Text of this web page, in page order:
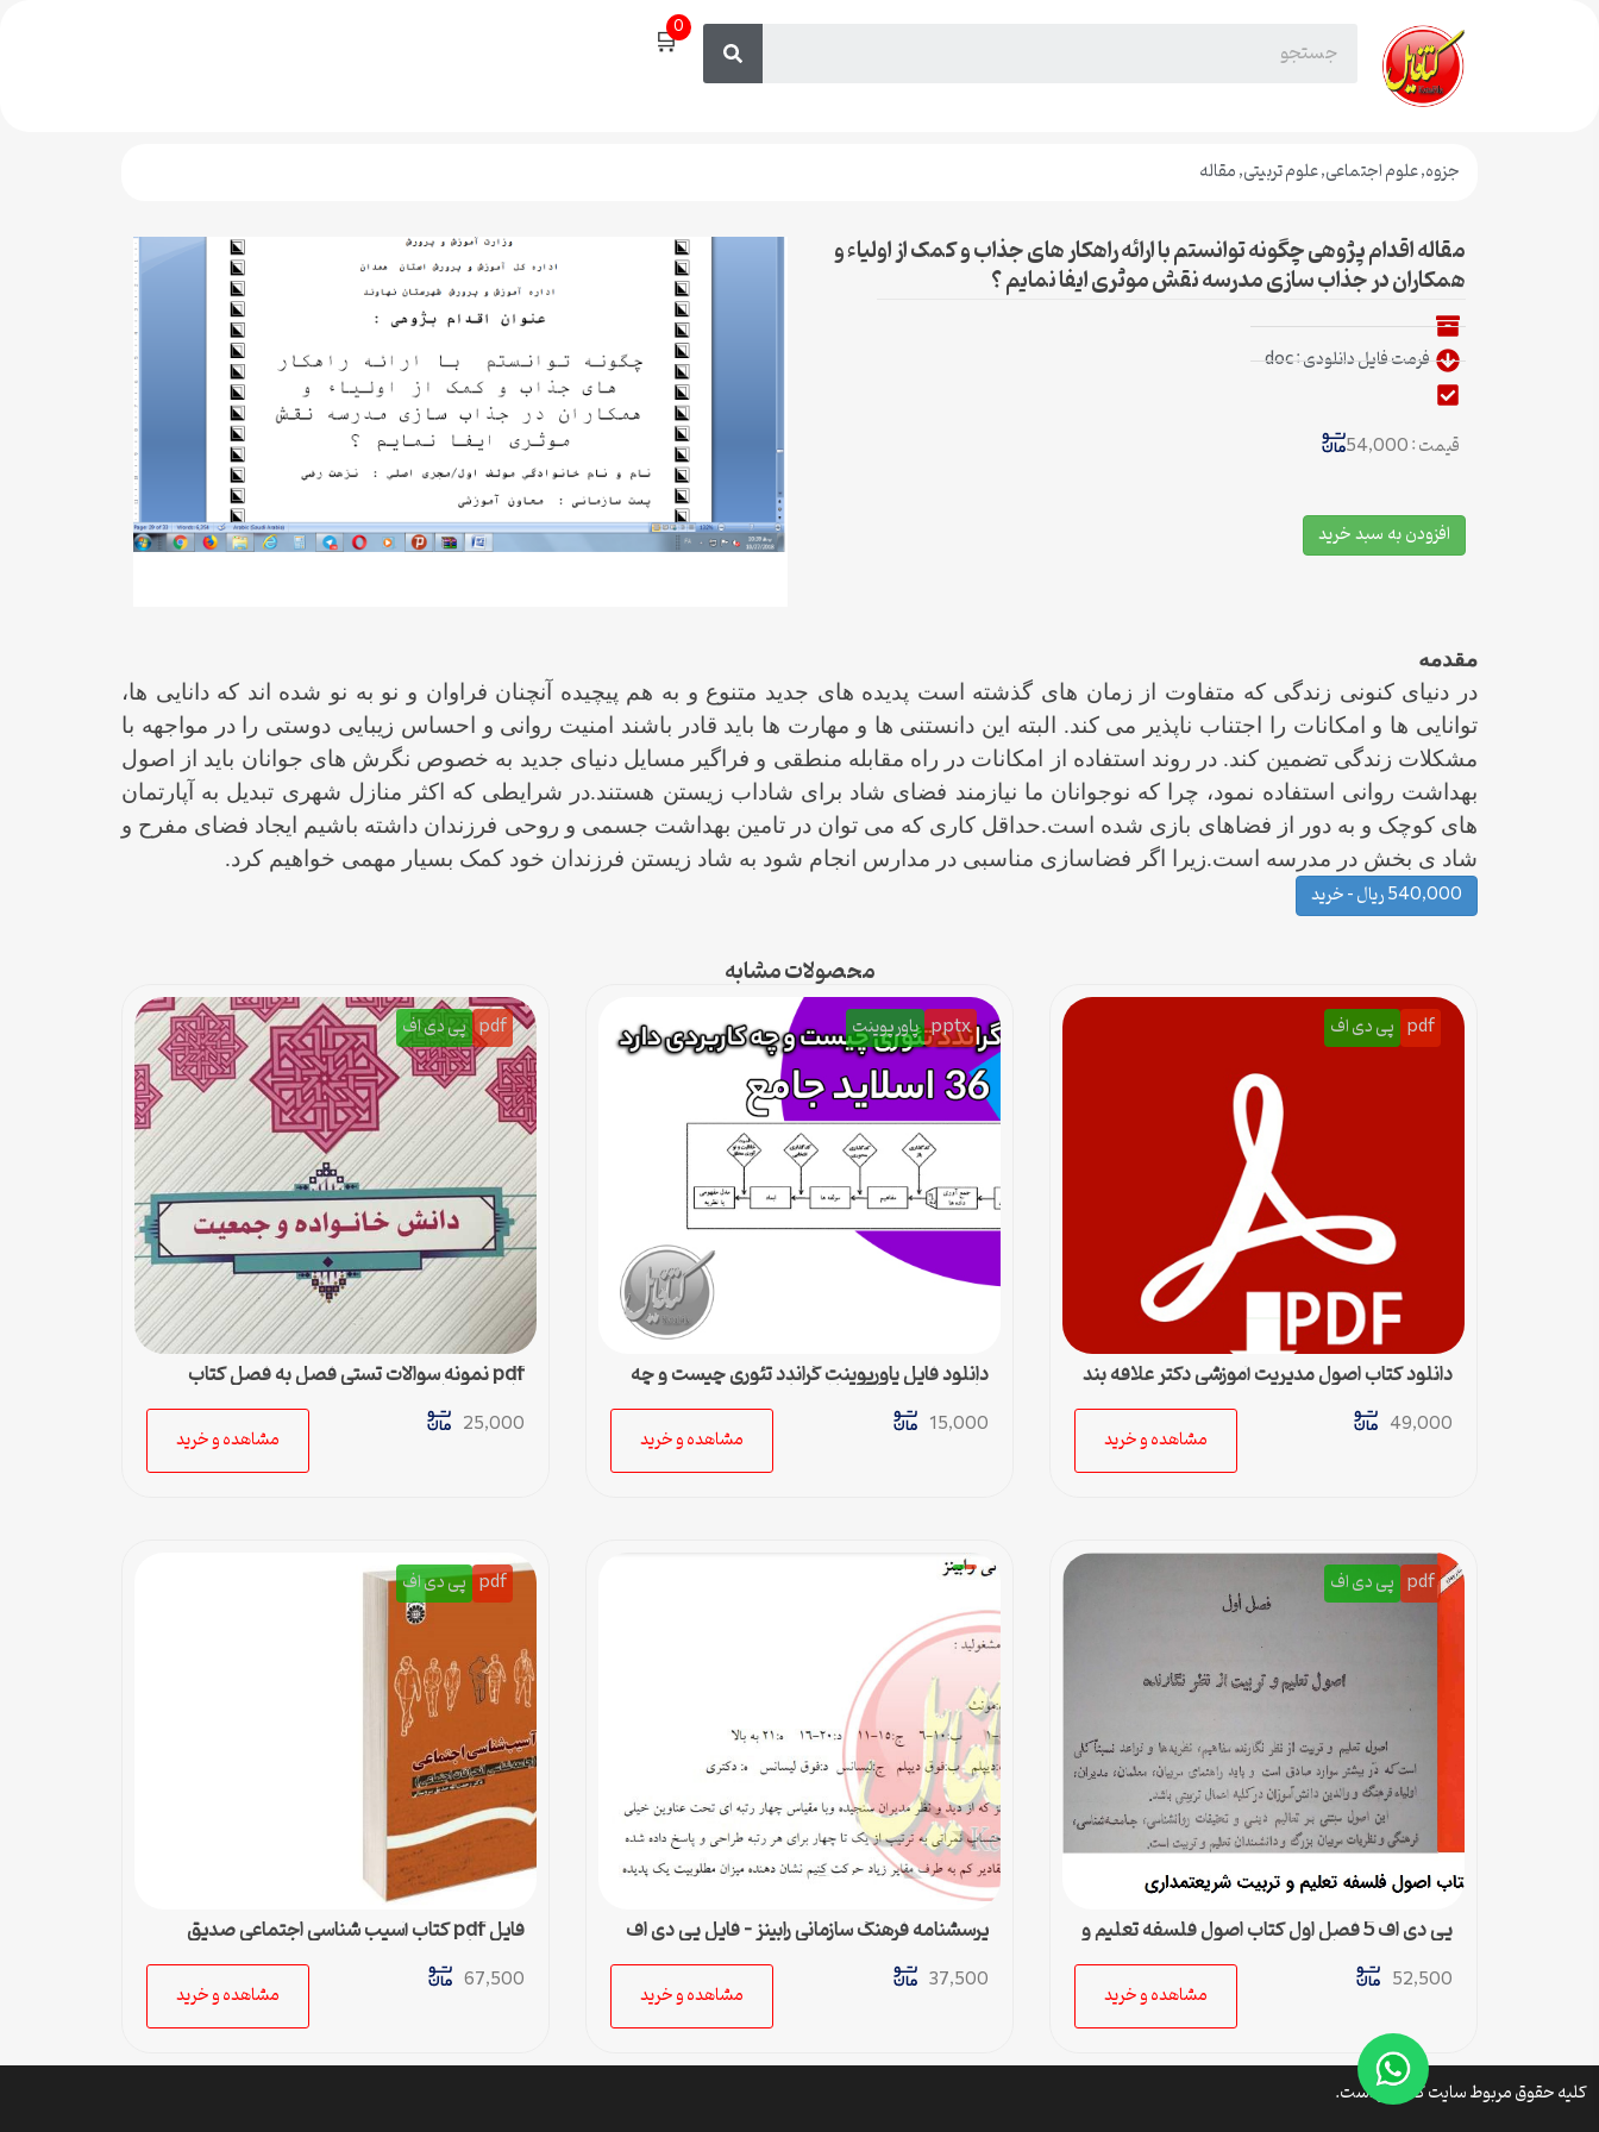
🛒0
جزوه,علوم اجتماعی,علوم تربیتی,مقاله
مقاله اقدام پژوهی چگونه توانستم با ارائه راهکار های جذاب و کمک از اولیاء و
همکاران در جذاب سازی مدرسه نقش موثری ایفا نمایم ؟
فرمت فایل دانلودی : doc
قیمت : 54,000
افزودن به سبد خرید
مقدمه
در دنیای کنونی زندگی که متفاوت از زمان های گذشته است پدیده های جدید متنوع و به هم پیچیده آنچنان فراوان و نو به نو شده اند که دانایی ها،
توانایی ها و امکانات را اجتناب ناپذیر می کند. البته این دانستنی ها و مهارت ها باید قادر باشند امنیت روانی و احساس زیبایی دوستی را در مواجهه با
مشکلات زندگی تضمین کند. در روند استفاده از امکانات در راه مقابله منطقی و فراگیر مسایل دنیای جدید به خصوص نگرش های جوانان باید از اصول
بهداشت روانی استفاده نمود، چرا که نوجوانان ما نیازمند فضای شاد برای شاداب زیستن هستند.در شرایطی که اکثر منازل شهری تبدیل به آپارتمان
های کوچک و به دور از فضاهای بازی شده است.حداقل کاری که می توان در تامین بهداشت جسمی و روحی فرزندان داشته باشیم ایجاد فضای مفرح و
شاد ی بخش در مدرسه است.زیرا اگر فضاسازی مناسبی در مدارس انجام شود به شاد زیستن فرزندان خود کمک بسیار مهمی خواهیم کرد.
540,000 ریال – خرید
محصولات مشابه
pdf پی دی اف
دانلود کتاب اصول مدیریت آموزشی دکتر علاقه بند
49,000
مشاهده و خرید
pptx پاورپوینت
دانلود فایل پاورپوینت گراندد تئوری چیست و چه
کاربردی دارد – 36 اسلاید جامع
15,000
مشاهده و خرید
pdf پی دی اف
pdf نمونه سوالات تستی فصل به فصل کتاب
دانش خانواده و جمعیت
25,000
مشاهده و خرید
pdf پی دی اف
پی دی اف 5 فصل اول کتاب اصول فلسفه تعلیم و
تربیت شریعتمداری
52,500
مشاهده و خرید
پرسشنامه فرهنگ سازمانی رابينز – فایل پی دی اف
37,500
مشاهده و خرید
pdf پی دی اف
فایل pdf کتاب آسیب شناسی اجتماعی صدیق
سروستانی
67,500
مشاهده و خرید
کلیه حقوق مربوط سایت کتافایل است.